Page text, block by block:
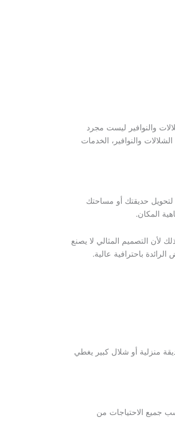
والنوافير ليست مجرد
والنوافير، الخدمات
لتحويل حديقتك أو مساحتك
المكان.
لأن التصميم المثالي لا يصنع
باحترافية عالية.
منزلية أو شلال كبير يغطي
جميع الاحتياجات من